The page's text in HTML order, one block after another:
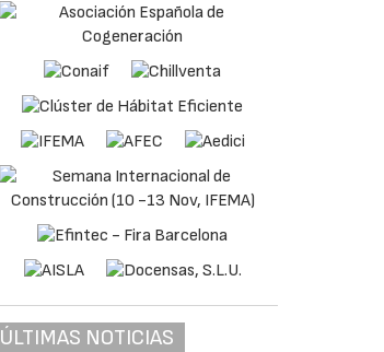
ÚLTIMAS NOTICIAS